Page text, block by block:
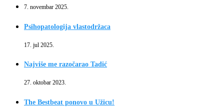
7. novembar 2025.
Psihopatologija vlastodržaca
17. jul 2025.
Najviše me razočarao Tadić
27. oktobar 2023.
The Bestbeat ponovo u Užicu!